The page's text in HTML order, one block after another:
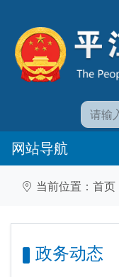
网站导航
当前位置： 首页
政务动态